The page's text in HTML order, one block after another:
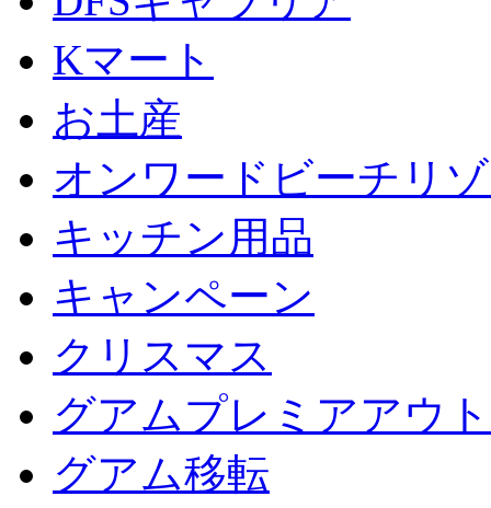
Kマート
お土産
オンワードビーチリ
キッチン用品
キャンペーン
クリスマス
グアムプレミアアウ
グアム移転